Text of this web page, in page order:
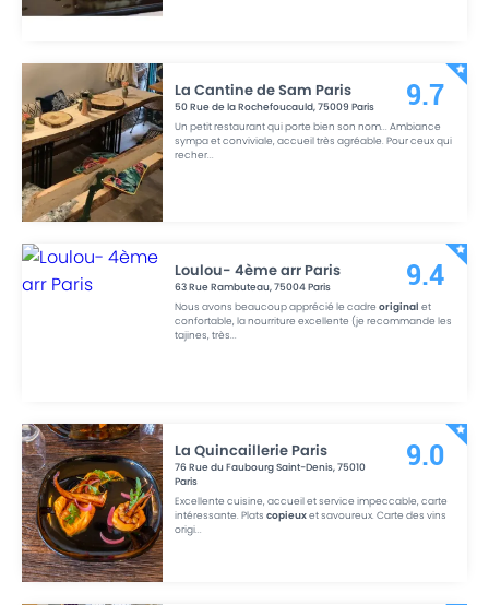
La Cantine de Sam Paris
50 Rue de la Rochefoucauld,75009 Paris
Un petit restaurant qui porte bien son nom... Ambiance
sympa et conviviale, accueil très agréable. Pour ceux qui
recher...
9.7
Loulou- 4ème arr Paris
63 Rue Rambuteau,75004Paris
Nous avons beaucoup apprécié le cadreoriginal et
confortable, la nourriture excellente (je recommande les
tajines, très...
9.4
La Quincaillerie Paris
76 Rue du Faubourg Saint-Denis,75010
Paris
Excellente cuisine, accueil et service impeccable, carte
intéressante. Platscopieuxet savoureux. Carte des vins
origi...
9.0